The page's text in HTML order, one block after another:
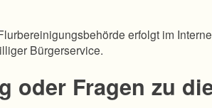
erfolgt im
Bürgerservice.
oder Fragen zu